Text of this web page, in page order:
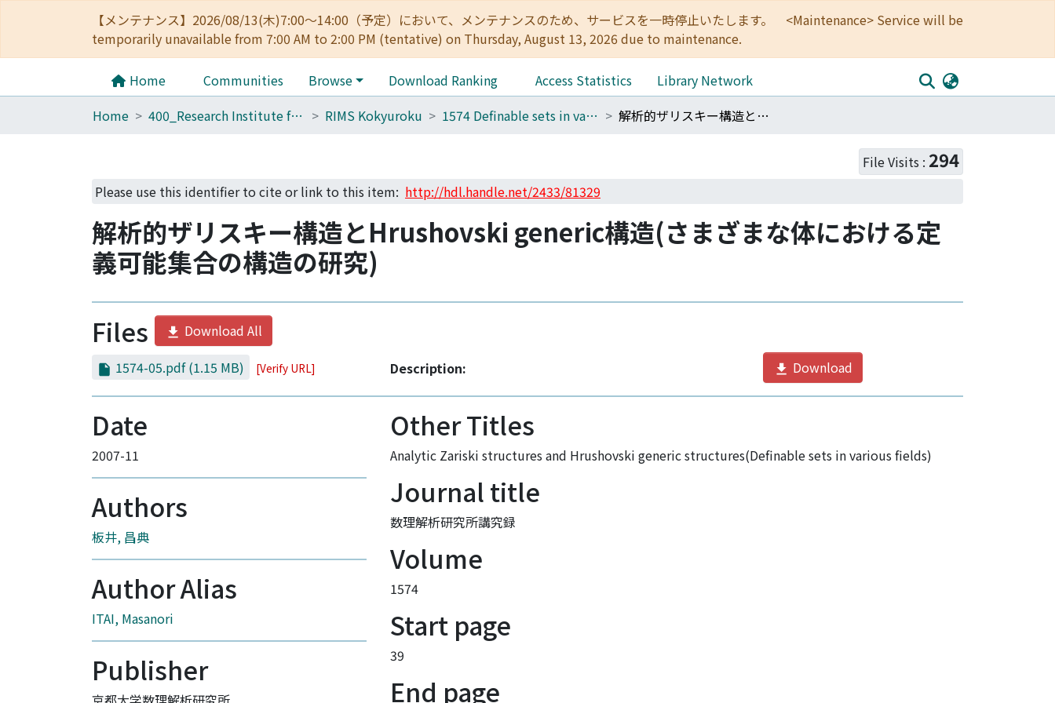
【メンテナンス】2026/08/13(木)7:00～14:00（予定）において、メンテナンスのため、サービスを一時停止いたします。 <Maintenance> Service will be
temporarily unavailable from 7:00 AM to 2:00 PM (tentative) on Thursday, August 13, 2026 due to maintenance.
Home Communities Browse Download Ranking Access Statistics
Library Network
Home
400_Research Institute for Mathematical Sciences RIMS Kokyuroku 1574 Definable sets in various fields 解析的ザリスキー構造とHrushovski generic構造(さまざまな体における定義可能集合の構造の研究)
File Visits : 294
Please use this identifier to cite or link to this item: http://hdl.handle.net/2433/81329
解析的ザリスキー構造とHrushovski generic構造(さまざまな体における定
義可能集合の構造の研究)
Files
Download All
1574-05.pdf(1.15 MB) [Verify URL] Description: Download
Date
2007-11
Authors
板井, 昌典
Author Alias
ITAI, Masanori
Publisher
Other Titles
Analytic Zariski structures and Hrushovski generic structures(Definable sets in various fields)
Journal title
数理解析研究所講究録
Volume
1574
Start page
39
End page